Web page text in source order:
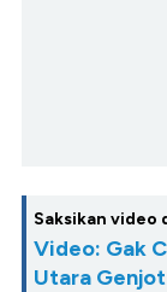
Saksikan video
Video: Gak
Utara